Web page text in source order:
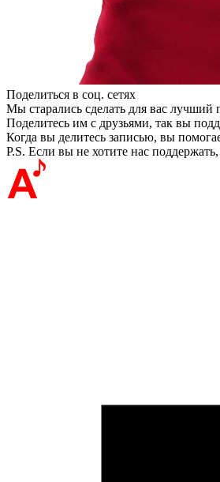
Поделиться в соц. сетях
Мы старались сделать для вас лучший
Поделитесь им с друзьями, так вы
Когда вы делитесь записью, вы
P.S. Если вы не хотите нас